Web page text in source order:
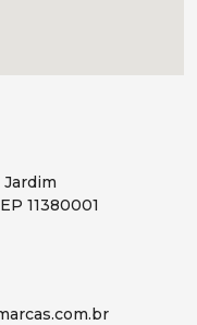
11380001